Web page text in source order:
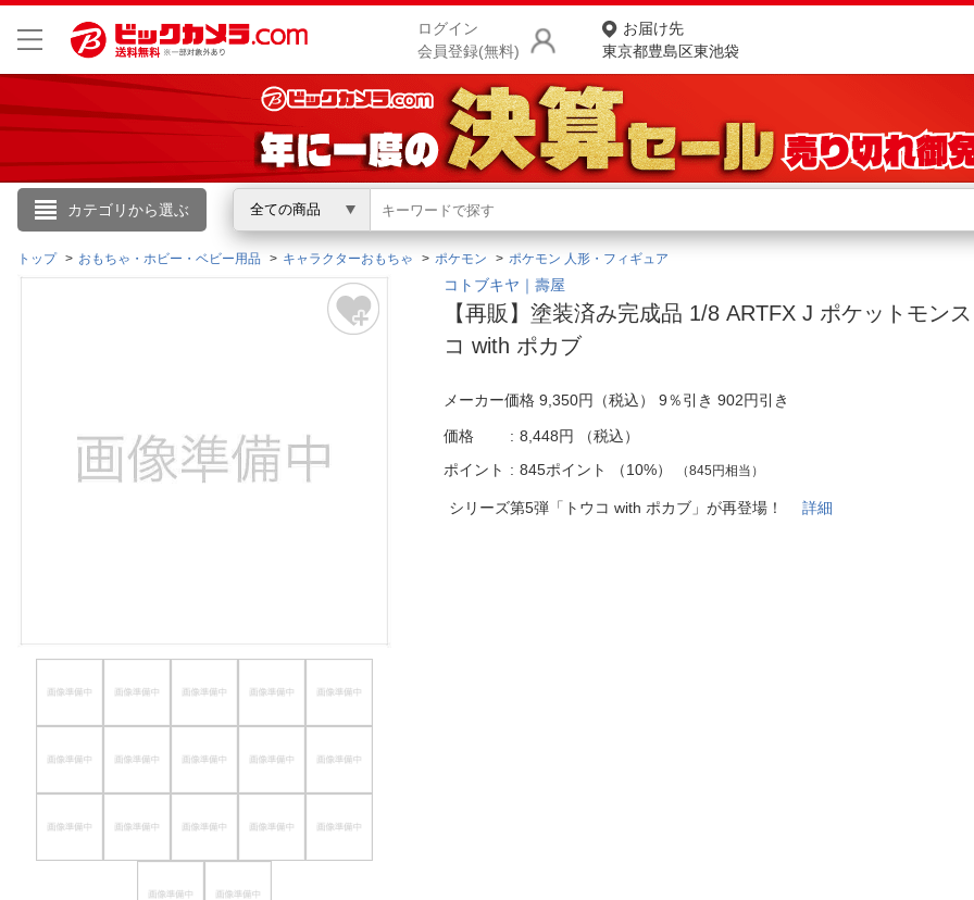
ログイン
会員登録(無料)
お届け先
東京都豊島区東池袋
カテゴリから選ぶ 全ての商品
こんにちは
ログイン
閲覧履歴
商品をさがす
ランキングからさがす
お客様サポート
よくある質問・お問合せ
トップ おもちゃ・ホビー・ベビー用品 キャラクターおもちゃ ポケモン ポケモン 人形・フィギュア
コトブキヤ｜壽屋
【再販】塗装済み完成品 1/8 ARTFX J ポケットモン
コ with ポカブ
メーカー価格 9,350円（税込） 9％引き 902円引き
価格 8,448円
（税込）
ポイント
845ポイント （10%） （845円相当）
シリーズ第5弾「トウコ with ポカブ」が再登場！詳細